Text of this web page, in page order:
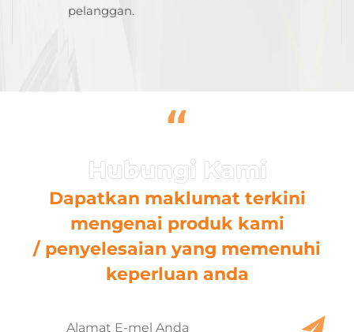
pelanggan.
“
Dapatkan maklumat terkini
mengenai produk kami
/ penyelesaian yang memenuhi
keperluan anda